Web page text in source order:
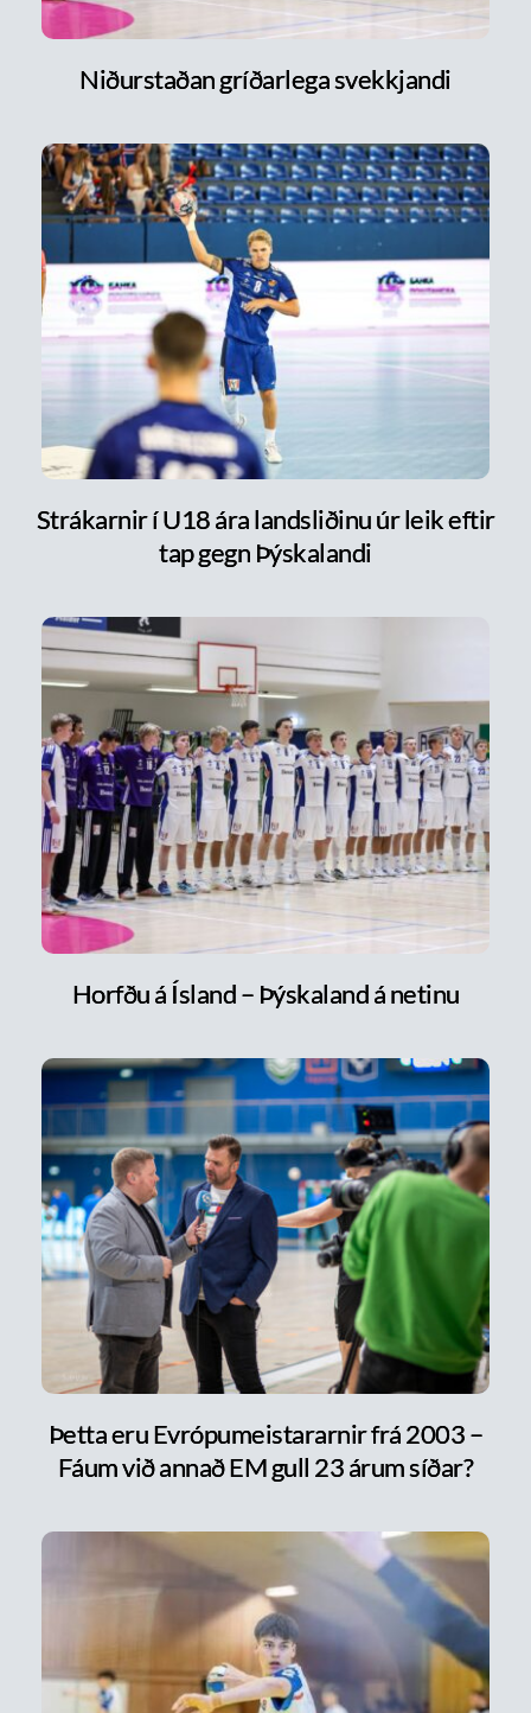
Niðurstaðan gríðarlega svekkjandi
Strákarnir í U18 ára landsliðinu úr leik eftir
tap gegn Þýskalandi
Horfðu á Ísland – Þýskaland á netinu
Þetta eru Evrópumeistararnir frá 2003 –
Fáum við annað EM gull 23 árum síðar?